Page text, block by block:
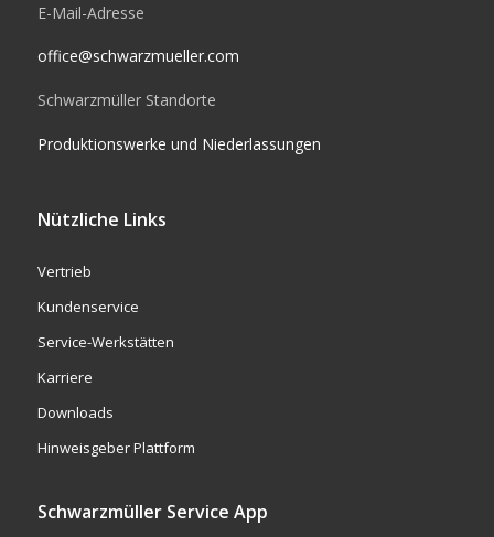
E-Mail-Adresse
office@schwarzmueller.com
Schwarzmüller Standorte
Produktionswerke und Niederlassungen
Nützliche Links
Vertrieb
Kundenservice
Service-Werkstätten
Karriere
Downloads
Hinweisgeber Plattform
Schwarzmüller Service App